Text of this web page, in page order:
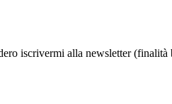
iscrivermi alla newsletter (finalità